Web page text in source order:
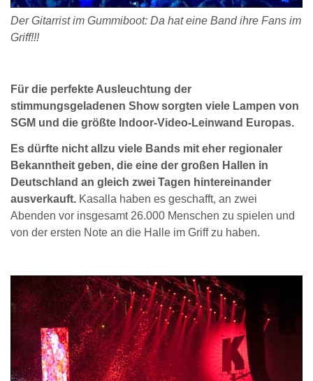
Der Gitarrist im Gummiboot: Da hat eine Band ihre Fans im
Griff!!!
Für die perfekte Ausleuchtung der
stimmungsgeladenen Show sorgten viele Lampen von
SGM und die größte Indoor-Video-Leinwand Europas.
Es dürfte nicht allzu viele Bands mit eher regionaler
Bekanntheit geben, die eine der großen Hallen in
Deutschland an gleich zwei Tagen hintereinander
ausverkauft. Kasalla haben es geschafft, an zwei
Abenden vor insgesamt 26.000 Menschen zu spielen und
von der ersten Note an die Halle im Griff zu haben.